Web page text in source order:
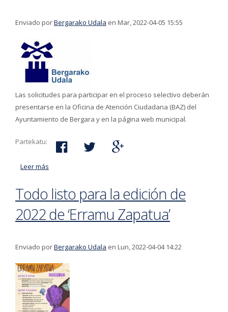
Enviado porBergarako Udala en Mar, 2022-04-05 15:55
Las solicitudes para participar en el proceso selectivo deberán
presentarse en la Oficina de Atención Ciudadana (BAZ) del
Ayuntamiento de Bergara y en la página web municipal.
Partekatu:
Leer más
Obras y Servicios y 2 oficiales de mantenimiento de
instalaciones deportivas
Todo listo para la edición de
2022 de ‘Erramu Zapatua’
Enviado porBergarako Udala en Lun, 2022-04-04 14:22